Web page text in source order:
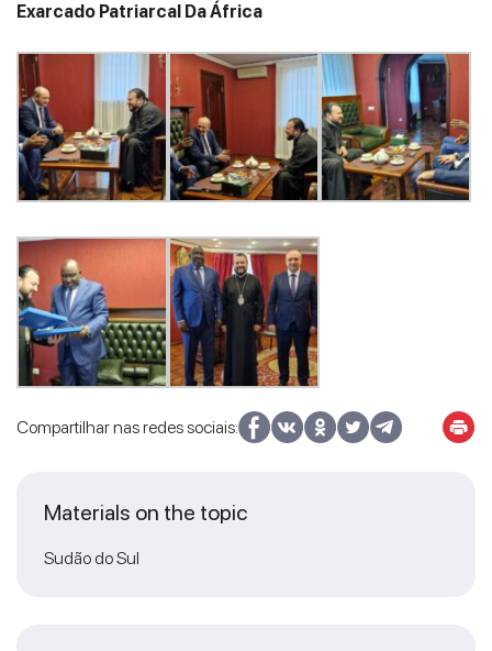
Exarcado Patriarcal Da África
Compartilhar nas redes sociais:
Materials on the topic
Sudão do Sul